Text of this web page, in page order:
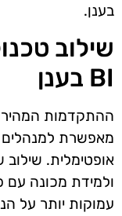
בענן.
שילוב
BI בענן
ההתקדמות
אופטימלית. שילוב
עמוקות יותר על